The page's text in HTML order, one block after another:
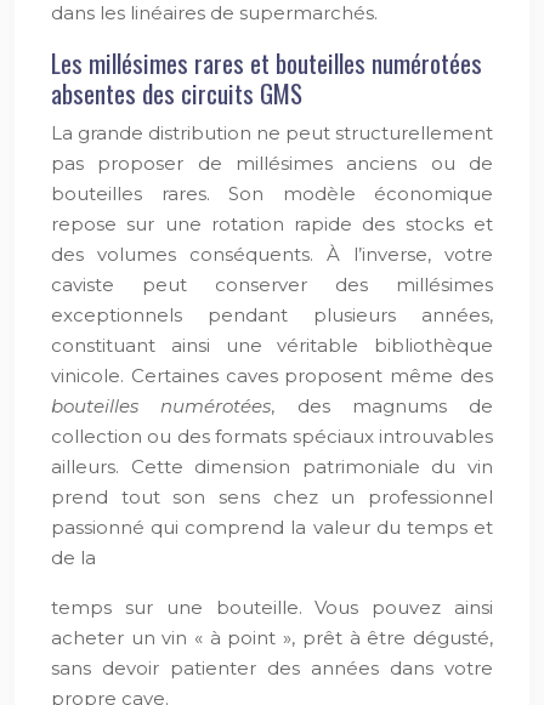
dans les linéaires de supermarchés.
Les millésimes rares et bouteilles numérotées
absentes des circuits GMS
La grande distribution ne peut structurellement
pas proposer de millésimes anciens ou de
bouteilles rares. Son modèle économique
repose sur une rotation rapide des stocks et
des volumes conséquents. À l’inverse, votre
caviste peut conserver des millésimes
exceptionnels pendant plusieurs années,
constituant ainsi une véritable bibliothèque
vinicole. Certaines caves proposent même des
bouteilles numérotées, des magnums de
collection ou des formats spéciaux introuvables
ailleurs. Cette dimension patrimoniale du vin
prend tout son sens chez un professionnel
passionné qui comprend la valeur du temps et
de la
temps sur une bouteille. Vous pouvez ainsi
acheter un vin « à point », prêt à être dégusté,
sans devoir patienter des années dans votre
propre cave.